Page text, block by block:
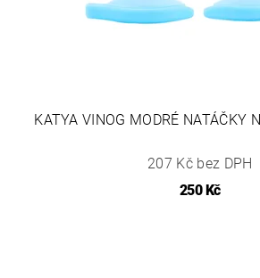
KATYA VINOG MODRÉ NATÁČKY
207 Kč bez DPH
250 Kč